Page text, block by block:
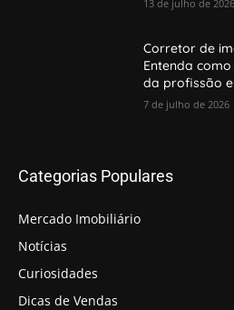
13 de julho de 2026
Corretor de
Entenda
da profissão
7 de julho de 2026
Categorias Populares
Mercado Imobiliário
Notícias
Curiosidades
Dicas de Vendas